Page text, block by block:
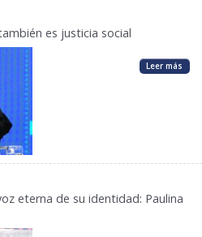
es justicia social
Leer más
eterna de su identidad: Paulina